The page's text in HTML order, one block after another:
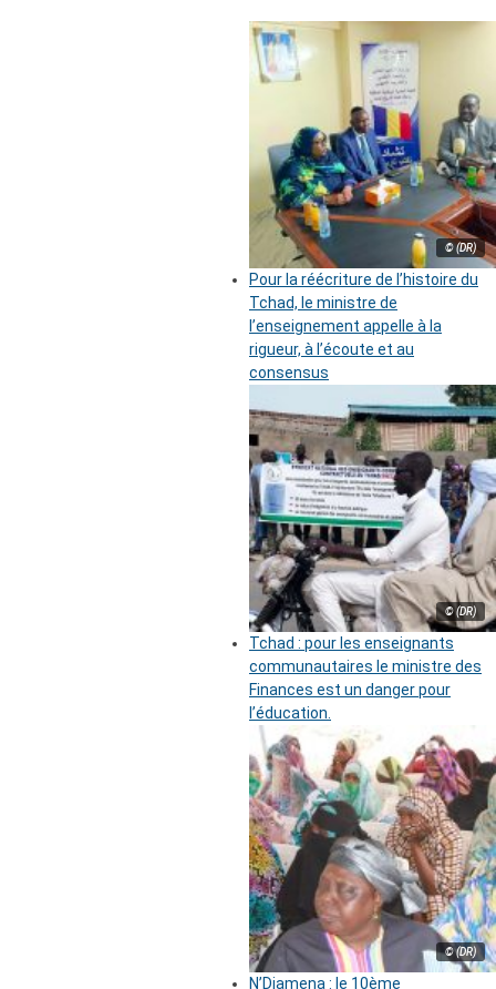
© (DR)
Pour la réécriture de l’histoire du
Tchad, le ministre de
l’enseignement appelle à la
rigueur, à l’écoute et au
consensus
© (DR)
Tchad : pour les enseignants
communautaires le ministre des
Finances est un danger pour
l’éducation.
© (DR)
N’Djamena : le 10ème